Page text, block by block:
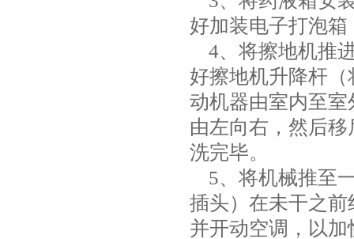
好加装电子打泡
4、将擦地机推
好擦地机升降杆
动机器由室内至
由左向右，然后
洗完毕。
5、将机械推至
插头）在未干之
并开动空调，以